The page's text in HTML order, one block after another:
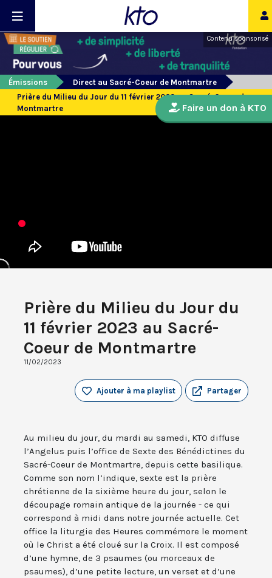
Contenu sponsorisé
Émissions
Direct au Sacré-Coeur de Montmartre
Prière du Milieu du Jour du 11 février 2023 au Sacré-Coeur de
Montmartre
Prière du Milieu du Jour du
11 février 2023 au Sacré-
Coeur de Montmartre
11/02/2023
Partager
Ajouter à ma playlist
Au milieu du jour, du mardi au samedi, KTO diffuse
l’Angelus puis l’office de Sexte des Bénédictines du
Sacré-Coeur de Montmartre, depuis cette basilique.
Comme son nom l’indique, sexte est la prière
chrétienne de la sixième heure du jour, selon le
découpage romain antique de la journée - ce qui
correspond à midi dans notre journée actuelle. Cet
office la liturgie des Heures commémore le moment
où le Christ a été cloué sur la Croix. Il est composé
d’une hymne, de 3 psaumes (ou morceaux de
psaumes), d’une petite lecture, un verset et d’une
Faire un don à KTO